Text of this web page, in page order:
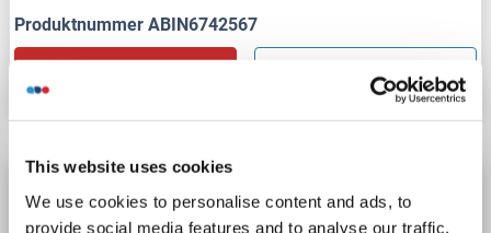
This website uses cookies
We use cookies to personalise content and ads, to
provide social media features and to analyse our traffic.
Produktnummer ABIN6742567
CACNG6 Reaktivität: Human, Ratte, Maus, Hund, Kaninchen, Rind (Kuh), Meerschweinchen WB